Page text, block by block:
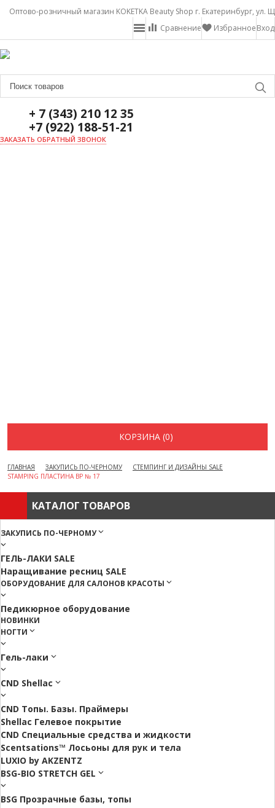
Оптово-розничный магазин KOKETKA Beauty Shop г. Екатеринбург, ул.
Вход
Избранное
Сравнение
+ 7 (343) 210 12 35
+7 (922) 188-51-21
ЗАКАЗАТЬ ОБРАТНЫЙ ЗВОНОК
КОРЗИНА (0)
ГЛАВНАЯ ЗАКУПИСЬ ПО-ЧЕРНОМУ
СТЕМПИНГ И ДИЗАЙНЫ SALE
STAMPING ПЛАСТИНА ВР № 17
КАТАЛОГ ТОВАРОВ
ЗАКУПИСЬ ПО-ЧЕРНОМУ
ГЕЛЬ-ЛАКИ SALE
Наращивание ресниц SALE
ОБОРУДОВАНИЕ ДЛЯ САЛОНОВ КРАСОТЫ
Педикюрное оборудование
НОВИНКИ
НОГТИ
Гель-лаки
CND Shellac
CND Топы. Базы. Праймеры
Shellac Гелевое покрытие
CND Специальные средства и жидкости
Scentsations™ Лосьоны для рук и тела
LUXIO by AKZENTZ
BSG-BIO STRETCH GEL
BSG Прозрачные базы, топы